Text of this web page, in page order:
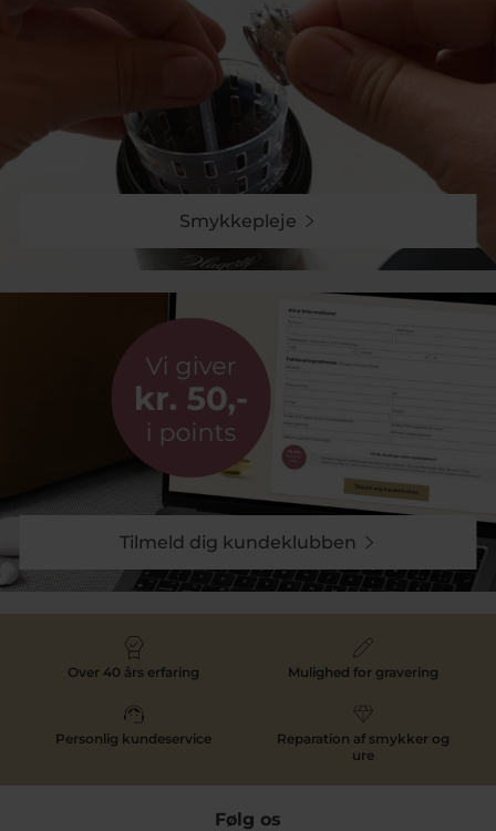
Smykkepleje
Tilmeld dig kundeklubben
Over 40 års erfaring Mulighed for gravering
Personlig kundeservice
Reparation af smykker og
ure
Følg os